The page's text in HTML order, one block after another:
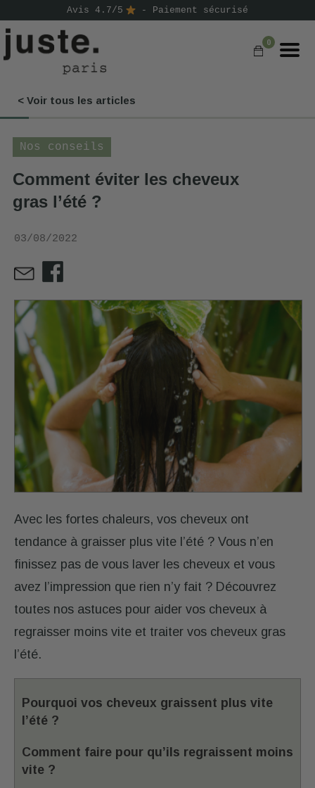
Avis 4.7/5 - Paiement sécurisé
0
< Voir tous les articles
Nos conseils
Comment éviter les cheveux
gras l’été ?
03/08/2022
Avec les fortes chaleurs, vos cheveux ont
tendance à graisser plus vite l’été ? Vous n’en
finissez pas de vous laver les cheveux et vous
avez l’impression que rien n’y fait ? Découvrez
toutes nos astuces pour aider vos cheveux à
regraisser moins vite et traiter vos cheveux gras
l’été.
Pourquoi vos cheveux graissent plus vite
l’été ?
Comment faire pour qu’ils regraissent moins
vite ?
COMMANDER
NOS PRODUITS
NOS VALEURS
D'ESSAI
AVIS
CONSEILS
MON
COMPTE
Retrouver
mes
diagnostics,
renouveler
une
suivre
mes
gérer
mes
abonnements.